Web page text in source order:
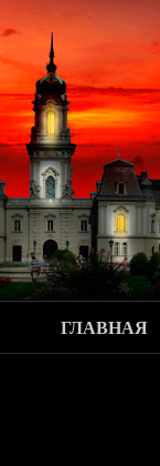
ГЛАВНАЯ